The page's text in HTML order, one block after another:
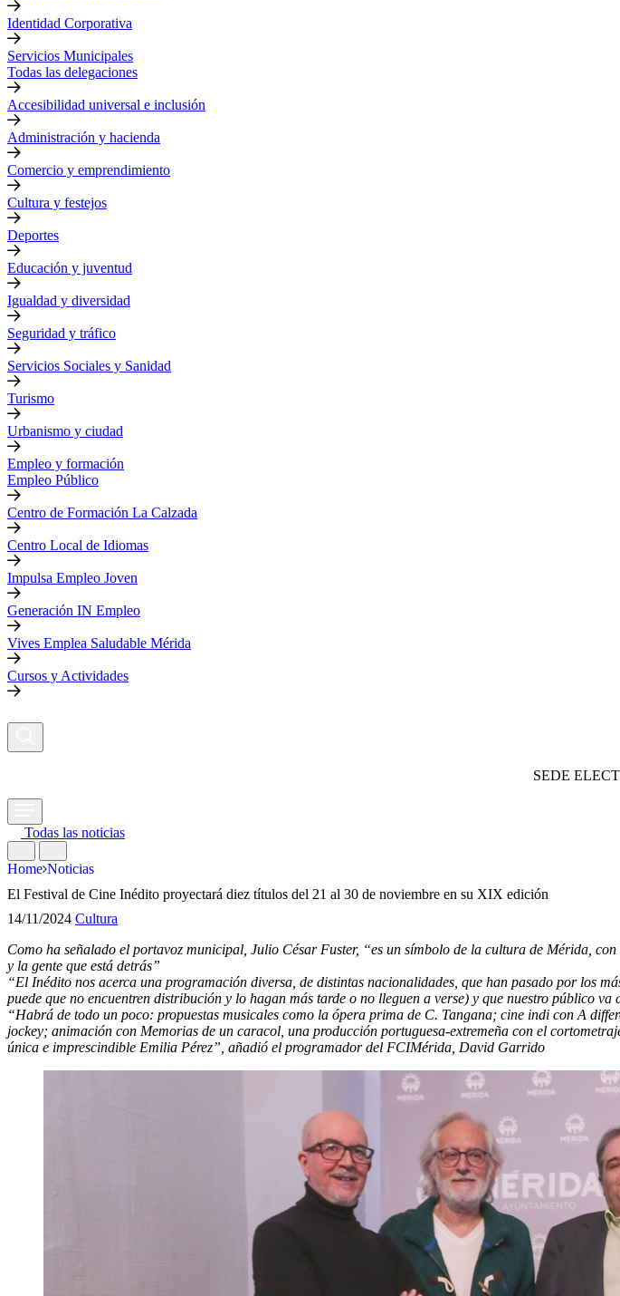
Identidad Corporativa
Servicios Municipales
Todas las delegaciones
Accesibilidad universal e inclusión
Administración y hacienda
Comercio y emprendimiento
Cultura y festejos
Deportes
Educación y juventud
Igualdad y diversidad
Seguridad y tráfico
Servicios Sociales y Sanidad
Turismo
Urbanismo y ciudad
Empleo y formación
Empleo Público
Centro de Formación La Calzada
Centro Local de Idiomas
Impulsa Empleo Joven
Generación IN Empleo
Vives Emplea Saludable Mérida
Cursos y Actividades
SEDE
Todas las noticias
Home Noticias
El Festival de Cine Inédito proyectará diez títulos del 21 al 30 de noviembre en su XIX edición
14/11/2024 Cultura
Como ha señalado el portavoz municipal, Julio César Fuster, “es un símbolo de la cultura de Mérida,
y la gente que está detrás”
“El Inédito nos acerca una programación diversa, de distintas nacionalidades, que han pasado por los
puede que no encuentren distribución y lo hagan más tarde o no lleguen a verse) y que nuestro público
“Habrá de todo un poco: propuestas musicales como la ópera prima de C. Tangana; cine indi con A
jockey; animación con Memorias de un caracol, una producción portuguesa-extremeña con el
única e imprescindible Emilia Pérez”, añadió el programador del FCIMérida, David Garrido